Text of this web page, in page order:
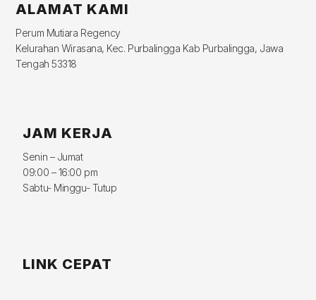
ALAMAT KAMI
Perum Mutiara Regency
Kelurahan Wirasana, Kec. Purbalingga Kab Purbalingga, Jawa
Tengah 53318
JAM KERJA
Senin – Jumat
09:00 – 16:00 pm
Sabtu- Minggu- Tutup
LINK CEPAT